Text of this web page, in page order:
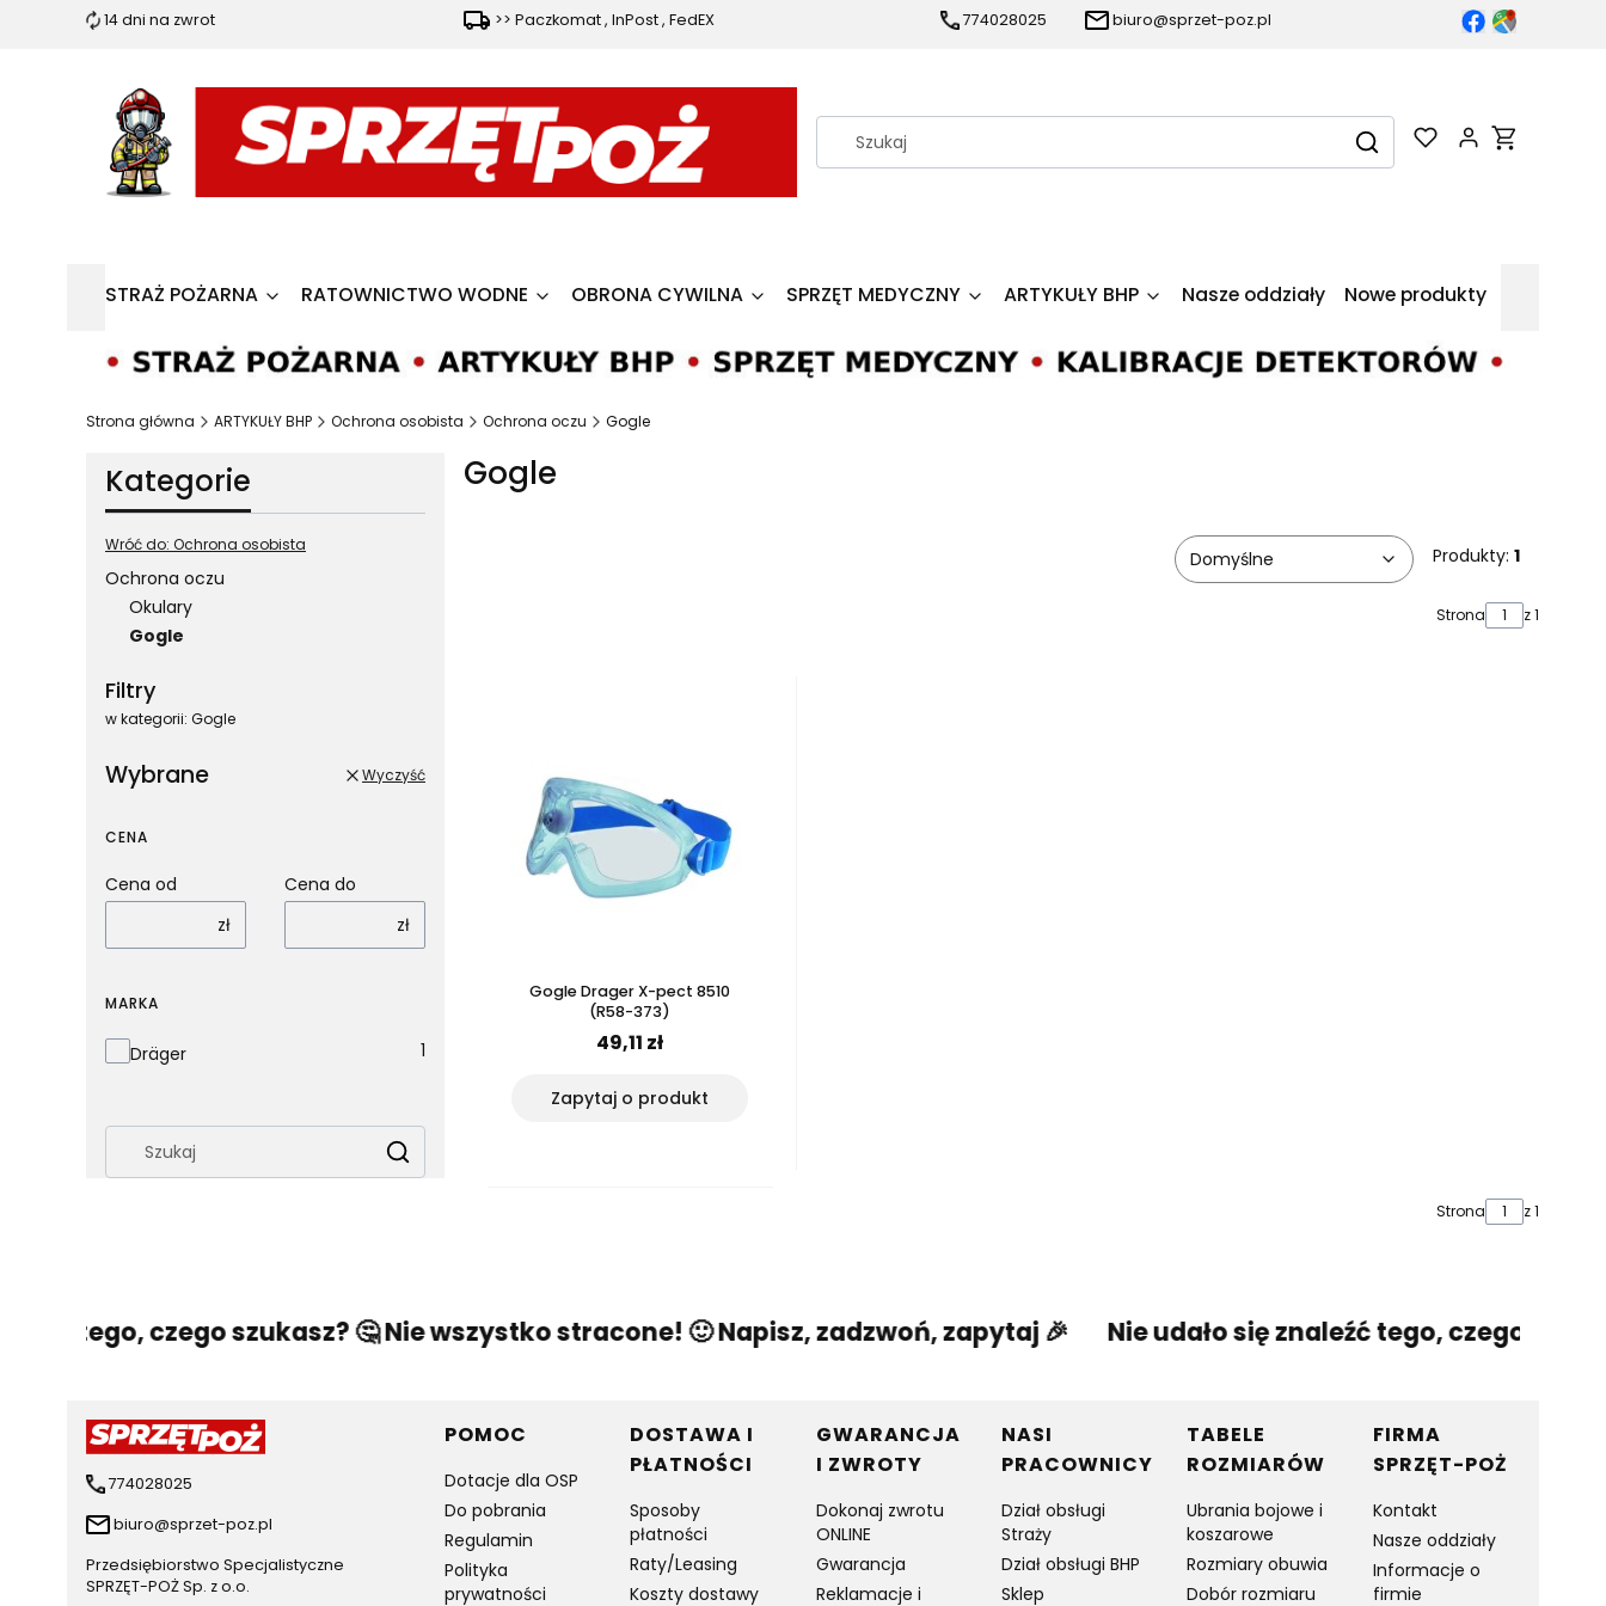
14 dni na zwrot >> Paczkomat , InPost , FedEX 774028025 biuro@sprzet-poz.pl
WyczyśćSzukaj
Produkty w
STRAŻ POŻARNA RATOWNICTWO WODNE OBRONA CYWILNA SPRZĘT MEDYCZNY ARTYKUŁY BHP Nasze oddziały Nowe produkty
Strona główna ARTYKUŁY BHP Ochrona osobista Ochrona oczu Gogle
Kategorie
Wróć do: Ochrona osobista
Ochrona oczu
Okulary
Gogle
Filtry
w kategorii: Gogle
Wybrane Wyczyść
CENA
Cena od
zł
Cena do
zł
MARKA
Marka
Dräger 1
WyczyśćSzukaj
Gogle
Domyślne Produkty: 1
Strona z 1
Gogle Drager X-pect 8510
(R58-373)
49,11 zł
Zapytaj o produkt
Strona z 1
tego, czego szukasz? 🤔 Nie wszystko stracone! 🙂 Napisz, zadzwoń, zapytaj 🎉 Nie udało się znaleźć tego, czego
774028025
biuro@sprzet-poz.pl
Przedsiębiorstwo Specjalistyczne
SPRZĘT-POŻ Sp. z o.o.
Linki w stopce
POMOC
Dotacje dla OSP
Do pobrania
Regulamin
Polityka
prywatności
DOSTAWA I
PŁATNOŚCI
Sposoby
płatności
Raty/Leasing
Koszty dostawy
GWARANCJA
I ZWROTY
Dokonaj zwrotu
ONLINE
Gwarancja
Reklamacje i
NASI
PRACOWNICY
Dział obsługi
Straży
Dział obsługi BHP
Sklep
TABELE
ROZMIARÓW
Ubrania bojowe i
koszarowe
Rozmiary obuwia
Dobór rozmiaru
FIRMA
SPRZĘT-POŻ
Kontakt
Nasze oddziały
Informacje o
firmie